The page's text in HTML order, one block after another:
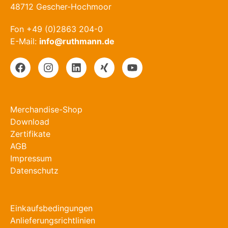
48712 Gescher-Hochmoor
Fon +49 (0)2863 204-0
E-Mail: info@ruthmann.de
Merchandise-Shop
Download
Zertifikate
AGB
Impressum
Datenschutz
Einkaufsbedingungen
Anlieferungsrichtlinien